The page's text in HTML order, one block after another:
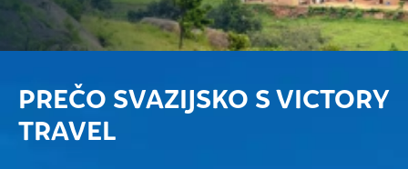
PREČO SVAZIJSKO S VICTORY
TRAVEL